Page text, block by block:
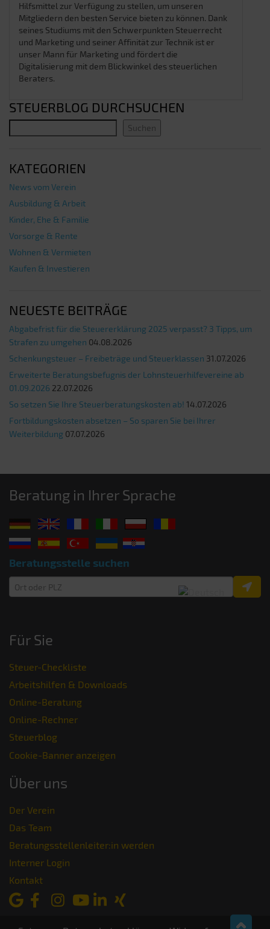
Hilfsmittel zur Verfügung zu stellen, um unseren
Mitgliedern den besten Service bieten zu können. Dank
seines Studiums mit den Schwerpunkten Steuerrecht
und Marketing und seiner Affinität zur Technik ist er
unser Mann für Marketing und fördert die
Digitalisierung mit dem Blickwinkel des steuerlichen
Beraters.
STEUERBLOG DURCHSUCHEN
Suchen
KATEGORIEN
News vom Verein
Ausbildung & Arbeit
Kinder, Ehe & Familie
Vorsorge & Rente
Wohnen & Vermieten
Kaufen & Investieren
NEUESTE BEITRÄGE
Abgabefrist für die Steuererklärung 2025 verpasst? 3 Tipps, um
Strafen zu umgehen 04.08.2026
Schenkungsteuer – Freibeträge und Steuerklassen 31.07.2026
Erweiterte Beratungsbefugnis der Lohnsteuerhilfevereine ab
01.09.2026 22.07.2026
So setzen Sie Ihre Steuerberatungskosten ab! 14.07.2026
Fortbildungskosten absetzen – So sparen Sie bei Ihrer
Weiterbildung 07.07.2026
Beratung in Ihrer Sprache
Beratungsstelle suchen
Für Sie
Steuer-Checkliste
Arbeitshilfen & Downloads
Online-Beratung
Online-Rechner
Steuerblog
Cookie-Banner anzeigen
Über uns
Der Verein
Das Team
Beratungsstellenleiter:in werden
Interner Login
Kontakt